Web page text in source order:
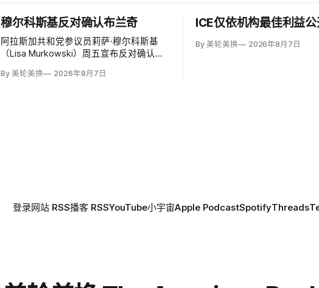
穆尔科斯基反对确认布兰奇
阿拉斯加共和党参议员莉萨·穆尔科斯基
（Lisa Murkowski）周五宣布反对确认代
Blanche），称他无法遏制特朗普并扭转
By 美轮美换 2026年8月7日
ICE仅依机构最佳利益
By 美轮美换 2026年8月7日
登录网站 RSS播客 RSSYouTube小宇宙Apple PodcastSpotifyThreads